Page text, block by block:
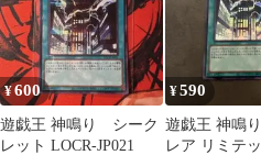
¥600
遊戯王 神鳴り シーク
レット LOCR-JP021
¥590
遊戯王 神鳴
レア リミテ